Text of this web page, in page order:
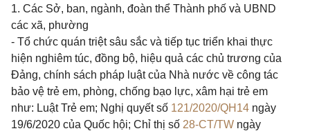
1. Các Sở, ban, ngành, đoàn thể Thành phố và UBND
các xã, phường
- Tổ chức quán triệt sâu sắc và tiếp tục triển khai thực
hiện nghiêm túc, đồng bộ, hiệu quả các chủ trương của
Đảng, chính sách pháp luật của Nhà nước về công tác
bảo vệ trẻ em, phòng, chống bạo lực, xâm hại trẻ em
như: Luật Trẻ em; Nghị quyết số 121/2020/QH14 ngày
19/6/2020 của Quốc hội; Chỉ thị số 28-CT/TW ngày